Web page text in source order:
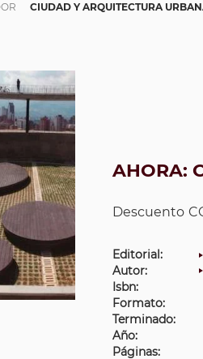
CIUDAD Y ARQUITECTURA
AHORA:
Descuento
Editorial:
Autor:
Isbn:
Formato:
Terminado:
Año:
Páginas: